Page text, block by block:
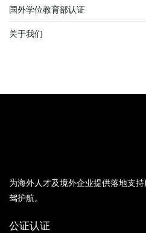
国外学位教育部认证
关于我们
为海外人才及境外企业提供落地支
驾护航。
公证认证